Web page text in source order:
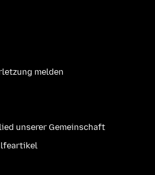
melden
unserer Gemeinschaft